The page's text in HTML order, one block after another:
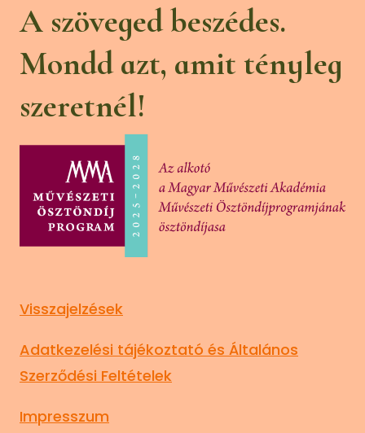
A szöveged beszédes.
Mondd azt, amit tényleg
szeretnél!
Visszajelzések
Adatkezelési tájékoztató és Általános
Szerződési Feltételek
Impresszum